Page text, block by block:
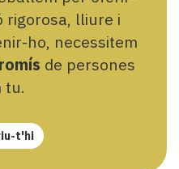
rigorosa, lliure i
ho, necessitem
de persones
tu.
t'hi